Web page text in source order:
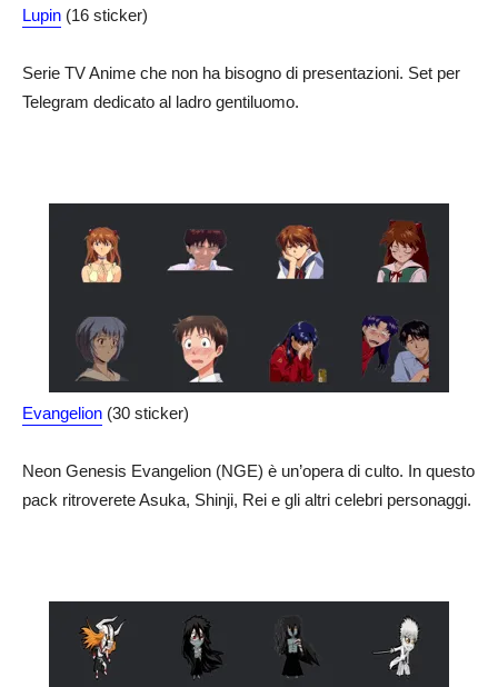
Lupin (16 sticker)
Serie TV Anime che non ha bisogno di presentazioni. Set per
Telegram dedicato al ladro gentiluomo.
Evangelion (30 sticker)
Neon Genesis Evangelion (NGE) è un’opera di culto. In questo
pack ritroverete Asuka, Shinji, Rei e gli altri celebri personaggi.